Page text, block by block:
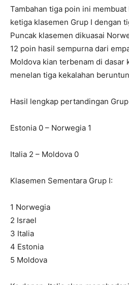
Tambahan tiga poin ini
ketiga klasemen Grup I dengan
Puncak klasemen dikuasai
12 poin hasil sempurna dari
Moldova kian terbenam di dasar
menelan tiga kekalahan
Hasil lengkap pertandingan
Estonia 0 – Norwegia 1
Italia 2 – Moldova 0
Klasemen Sementara Grup I:
1 Norwegia
2 Israel
3 Italia
4 Estonia
5 Moldova